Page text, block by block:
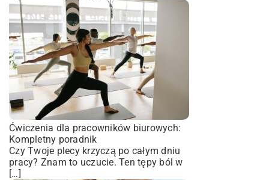
Ćwiczenia dla pracowników biurowych:
Kompletny poradnik
Czy Twoje plecy krzyczą po całym dniu
pracy? Znam to uczucie. Ten tępy ból w
[…]